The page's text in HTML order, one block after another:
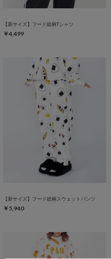
【新サイズ】フード総柄Tシャツ
￥4,499
【新サイズ】フード総柄スウェットパンツ
￥5,940